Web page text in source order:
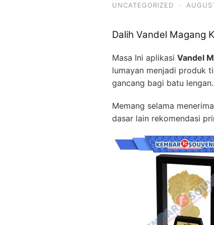
UNCATEGORIZED ·
Dalih Vandel Magang
Masa Ini aplikasi Vandel
lumayan menjadi produk
gancang bagi batu lengan.
Memang selama
dasar lain rekomendasi